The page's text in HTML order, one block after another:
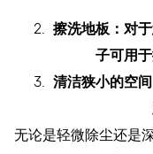
擦洗地板：对
子可用
清洁狭小的空
无论是轻微除尘还是